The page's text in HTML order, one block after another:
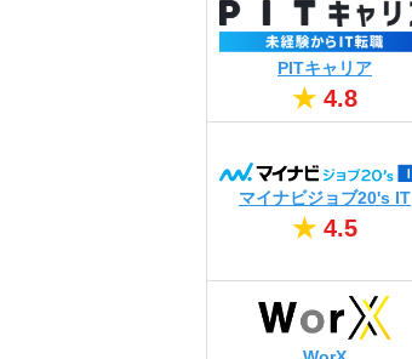
PITキャリア
★ 4.8
マイナビジョブ20's IT
★ 4.5